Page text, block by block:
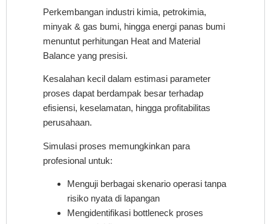
Perkembangan industri kimia, petrokimia,
minyak & gas bumi, hingga energi panas bumi
menuntut perhitungan Heat and Material
Balance yang presisi.
Kesalahan kecil dalam estimasi parameter
proses dapat berdampak besar terhadap
efisiensi, keselamatan, hingga profitabilitas
perusahaan.
Simulasi proses memungkinkan para
profesional untuk:
Menguji berbagai skenario operasi tanpa
risiko nyata di lapangan
Mengidentifikasi bottleneck proses